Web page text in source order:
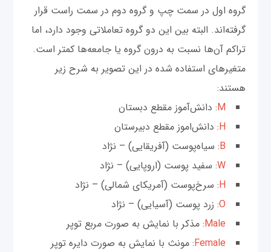
گروه اول در سمت چپ و گروه دوم در سمت راست قرار
گرفته‌اند. البته بین این دو گروه تعاملاتی وجود دارد، اما
تراکم آن‌ها نسبت به درون گروه یا جامعه‌ها کمتر است.
متغیرهای استفاده شده در این تصویر به شرح زیر
هستند:
M: دانش‌آموز مقطع دبستان
H: دانش‌اموز مقطع دبیرستان
B: سیاه‌پوست (آفریقایی) – نژاد
W: سفید پوست (اروپایی) – نژاد
H: سرخ‌پوست (آمریکای شمالی) – نژاد
O: زرد پوست (آسیایی) – نژاد
Male: مذکر با نمایش به صورت مربع توپر
Female: مونث با نمایش به صورت دایره توپر